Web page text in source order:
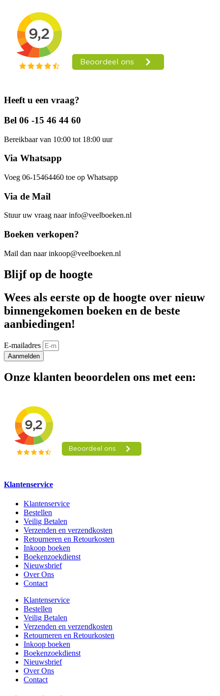
Heeft u een vraag?
Bel 06 -15 46 44 60
Bereikbaar van 10:00 tot 18:00 uur
Via Whatsapp
Voeg 06-15464460 toe op Whatsapp
Via de Mail
Stuur uw vraag naar info@veelboeken.nl
Boeken verkopen?
Mail dan naar inkoop@veelboeken.nl
Blijf op de hoogte
Wees als eerste op de hoogte over nieuw
binnengekomen boeken en de beste
aanbiedingen!
E-mailadres
Aanmelden
Onze klanten beoordelen ons met een:
Klantenservice
Klantenservice
Bestellen
Veilig Betalen
Verzenden en verzendkosten
Retourneren en Retourkosten
Inkoop boeken
Boekenzoekdienst
Nieuwsbrief
Over Ons
Contact
Klantenservice
Bestellen
Veilig Betalen
Verzenden en verzendkosten
Retourneren en Retourkosten
Inkoop boeken
Boekenzoekdienst
Nieuwsbrief
Over Ons
Contact